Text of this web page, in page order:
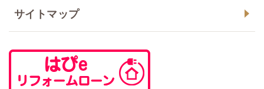
サイトマップ